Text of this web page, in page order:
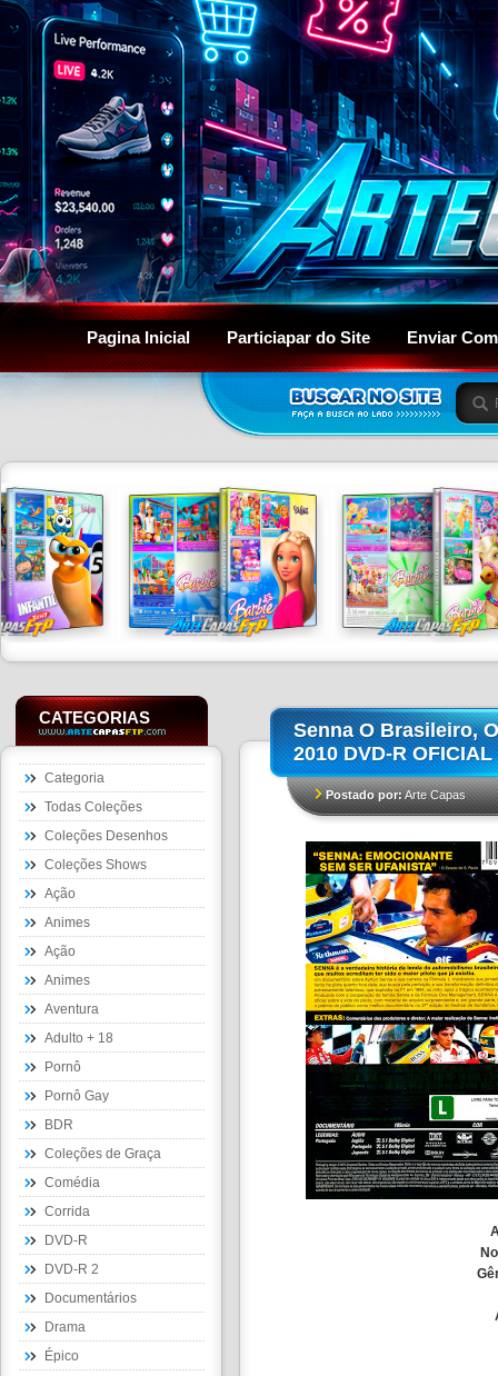
Pagina Inicial Particiapar do Site Enviar
CATEGORIAS
Categoria
Todas Coleções
Coleções Desenhos
Coleções Shows
Ação
Animes
Ação
Animes
Aventura
Adulto + 18
Pornô
Pornô Gay
BDR
Coleções de Graça
Comédia
Corrida
DVD-R
DVD-R 2
Documentários
Drama
Épico
Senna O Brasileiro,
2010 DVD-R OFICIAL
Postado por:Arte Capas